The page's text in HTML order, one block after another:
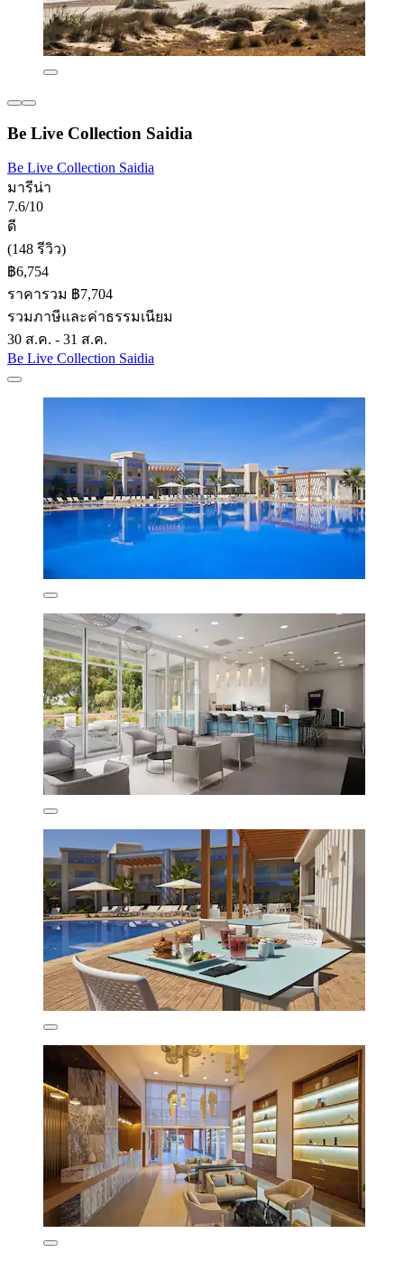
Be Live Collection Saidia
Be Live Collection Saidia
มารีน่า
7.6/10
ดี
(148 รีวิว)
฿6,754
ราคารวม ฿7,704
รวมภาษีและค่าธรรมเนียม
30 ส.ค. - 31 ส.ค.
Be Live Collection Saidia